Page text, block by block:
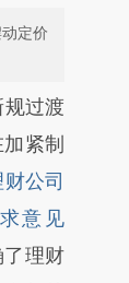
定价
三方
结而
表财
过渡
紧制
公司
意见
理财